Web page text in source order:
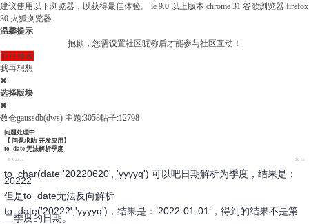
建议使用以下浏览器，以获得最佳体验。 ie 9.0 以上版本 chrome 31 谷歌浏览器 firefox
30 火狐浏览器
温馨提示
抱歉，您需设置社区昵称后才能参与社区互动！
前往修改
我再想想
✖
选择版块
✖
数仓gaussdb(dws) 主题:3058帖子:12798
问题处理中
【 问题求助-开发应用】
to_date 无法解析季度
昨天 22:34 56
to_char(date '20220620', 'yyyyq') 可以吧日期解析为季度，结果是：
20222
但是to_date无法反向解析
to_date('20222','yyyyq')，结果是：’2022-01-01‘，得到的结果不是第
二季度的日期。